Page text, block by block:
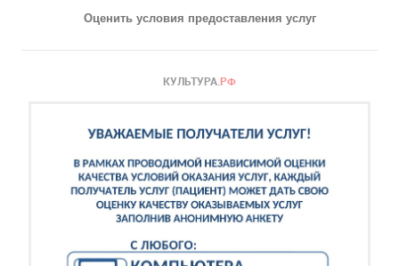
Оценить условия предоставления услуг